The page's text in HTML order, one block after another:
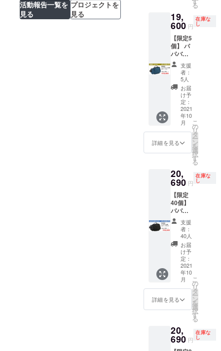
活動報告一覧を
見る
プロジェクトを
見る
ド、Dカ
ルトク
リップ
※プロ
ジェク
ト掲載
画像は
サンプ
ルとな
りま
す。商
品は量
産時に
一部仕
様が変
ざいま
す。予
さい。
※背当て
の素材
はメッ
シュ素
材(カ
ラー：
ブラッ
ク）に
仕様変
更にな
りま
す。 備
考欄に
当プロ
トにつ
いて
きっか
けを教
えてい
ト、背
面ポ
ケッ
ト、持
ち手
×1、ウ
エスト
ベルト
×1、背
当て
×1、落
下防止
ベルト
×1、
ショル
パッ
ド、Dカ
リップ
※プロ
ジェク
ト掲載
画像は
サンプ
ルとな
りま
す。商
品は量
産時に
一部仕
様が変
わる場
す。予
めご了
※背当て
の素材
はメッ
150cm
重量：
仕様 メ
インポ
ケット
×1、
メッ
シュポ
ケット
×1、固
定収納
バン
ド、イ
ンナー
ファス
ナーポ
ケッ
ト、背
面ポ
ケッ
ト、持
ち手
×1、ウ
エスト
ベルト
×1、背
当て
×1、落
下防止
ベルト
×1、
ダー
パッ
ド、Dカ
ルトク
リップ
※プロ
（完全
防水で
はあり
ませ
ん） ■
ブラッ
ク ■サ
イズ
（約）
タテ：
前面
19mc、
背面
22cm
最大
幅：
47cm
周囲
（バッ
む）：
150cm
重量：
520g ■
仕様 メ
インポ
ケット
×1、
メッ
シュポ
ケット
×1、固
定収納
バン
ナーポ
ケット
×1、前
る
19,
600 円
在庫な
し
【限定5
個】 パ
パバッ
グキャ
リアー
モデル
×1点 ■
予定販
売価格
21,780
円の
10%OF
F ■軽量
素材
リップ
■ブルー
■サイズ
（約）
タテ：
前面
19mc、
背面
22cm
最大
幅：
47cm
マチ：
10cm
ベルト
周囲
（バッ
グ幅含
510g ■
仕様 メ
支援
者：
5人
お届
け予
定：
2021
年10
月
詳細を見る
こ
の
リ
タ
ー
ン
を
選
択
す
る
20,
690 円
在庫な
し
【限定
40個】
パパ
バッグ
キャリ
アーモ
デル×1
点 ■予
定販売
価格
21,780
円の
5%OFF
■防水素
材ター
（完全
防水で
はあり
支援
者：
40人
お届
け予
定：
2021
年10
月
詳細を見る
こ
の
リ
タ
ー
ン
を
選
択
す
る
20,
690 円
在庫な
し